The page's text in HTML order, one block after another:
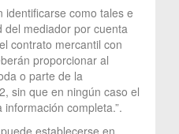
identificarse como tales e
del mediador por cuenta
contrato mercantil con
proporcionar al
o parte de la
sin que en ningún caso el
completa.”.
establecerse en